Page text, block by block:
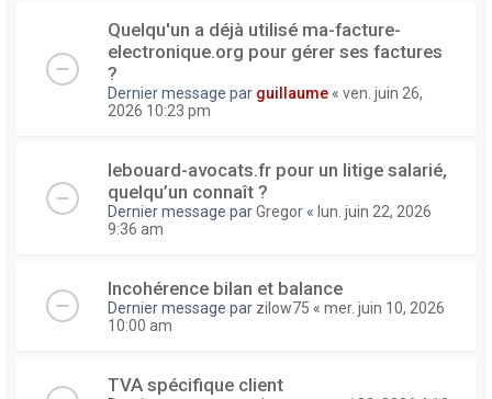
Quelqu'un a déjà utilisé ma-facture-
electronique.org pour gérer ses factures
?
Dernier message par guillaume « ven. juin 26,
2026 10:23 pm
lebouard-avocats.fr pour un litige salarié,
quelqu’un connaît ?
Dernier message parGregor « lun. juin 22, 2026
9:36 am
Incohérence bilan et balance
Dernier message par zilow75 « mer. juin 10, 2026
10:00 am
TVA spécifique client